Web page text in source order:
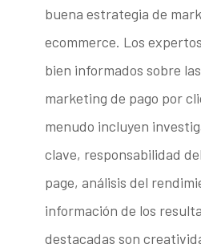
buena estrategia de
ecommerce. Los
bien informados sobre
marketing de pago por
menudo incluyen
clave, responsabilidad
page, análisis del
información de los
destacadas son